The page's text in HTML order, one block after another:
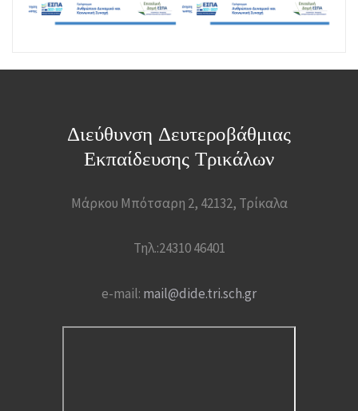
Διεύθυνση Δευτεροβάθμιας
Εκπαίδευσης Τρικάλων
Μάρκου Μπότσαρη 2, 42132, Τρίκαλα
Τηλ.:24310 46401
e-mail: mail@dide.tri.sch.gr